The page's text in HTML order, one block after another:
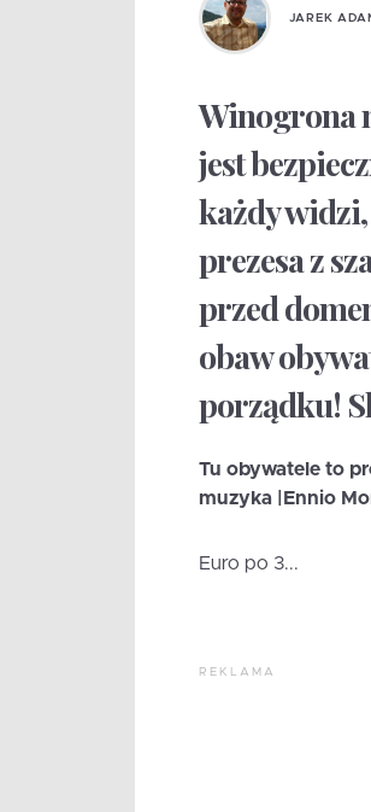
JAREK
Winogrona
jest
każdy
prezesa z
przed
obaw
porządku!
Tu obywatele to
muzyka |Ennio
Euro po 3...
REKLAMA